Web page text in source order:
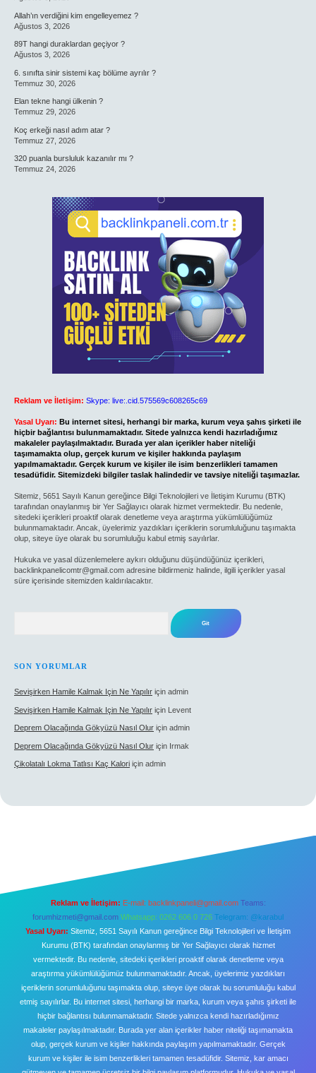
Allah’ın verdiğini kim engelleyemez ?
Ağustos 3, 2026
89T hangi duraklardan geçiyor ?
Ağustos 3, 2026
6. sınıfta sinir sistemi kaç bölüme ayrılır ?
Temmuz 30, 2026
Elan tekne hangi ülkenin ?
Temmuz 29, 2026
Koç erkeği nasıl adım atar ?
Temmuz 27, 2026
320 puanla bursluluk kazanılır mı ?
Temmuz 24, 2026
Reklam ve İletişim: Skype: live:.cid.575569c608265c69
Yasal Uyarı: Bu internet sitesi, herhangi bir marka, kurum veya şahıs şirketi ile
hiçbir bağlantısı bulunmamaktadır. Sitede yalnızca kendi hazırladığımız
makaleler paylaşılmaktadır. Burada yer alan içerikler haber niteliği
taşımamakta olup, gerçek kurum ve kişiler hakkında paylaşım
yapılmamaktadır. Gerçek kurum ve kişiler ile isim benzerlikleri tamamen
tesadüfidir. Sitemizdeki bilgiler taslak halindedir ve tavsiye niteliği taşımazlar.
Sitemiz, 5651 Sayılı Kanun gereğince Bilgi Teknolojileri ve İletişim Kurumu (BTK)
tarafından onaylanmış bir Yer Sağlayıcı olarak hizmet vermektedir. Bu nedenle,
sitedeki içerikleri proaktif olarak denetleme veya araştırma yükümlülüğümüz
bulunmamaktadır. Ancak, üyelerimiz yazdıkları içeriklerin sorumluluğunu taşımakta
olup, siteye üye olarak bu sorumluluğu kabul etmiş sayılırlar.
Hukuka ve yasal düzenlemelere aykırı olduğunu düşündüğünüz içerikleri,
backlinkpanelicomtr@gmail.com adresine bildirmeniz halinde, ilgili içerikler yasal
süre içerisinde sitemizden kaldırılacaktır.
SON YORUMLAR
Sevişirken Hamile Kalmak Için Ne Yapılır için admin
Sevişirken Hamile Kalmak Için Ne Yapılır için Levent
Deprem Olacağında Gökyüzü Nasıl Olur için admin
Deprem Olacağında Gökyüzü Nasıl Olur için Irmak
Çikolatalı Lokma Tatlısı Kaç Kalori için admin
Reklam ve İletişim: E-mail: backlinkpaneli@gmail.com Teams:
forumhizmeti@gmail.com Whatsapp: 0262 606 0 726 Telegram: @karabul
Yasal Uyarı: Sitemiz, 5651 Sayılı Kanun gereğince Bilgi Teknolojileri ve İletişim
Kurumu (BTK) tarafından onaylanmış bir Yer Sağlayıcı olarak hizmet
vermektedir. Bu nedenle, sitedeki içerikleri proaktif olarak denetleme veya
araştırma yükümlülüğümüz bulunmamaktadır. Ancak, üyelerimiz yazdıkları
içeriklerin sorumluluğunu taşımakta olup, siteye üye olarak bu sorumluluğu kabul
etmiş sayılırlar. Bu internet sitesi, herhangi bir marka, kurum veya şahıs şirketi ile
hiçbir bağlantısı bulunmamaktadır. Sitede yalnızca kendi hazırladığımız
makaleler paylaşılmaktadır. Burada yer alan içerikler haber niteliği taşımamakta
olup, gerçek kurum ve kişiler hakkında paylaşım yapılmamaktadır. Gerçek
kurum ve kişiler ile isim benzerlikleri tamamen tesadüfidir. Sitemiz, kar amacı